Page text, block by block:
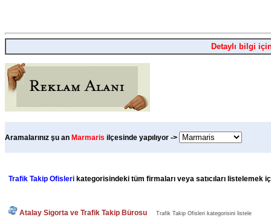
Detaylı bilgi
Aramalarınız şu an Marmaris ilçesinde yapılıyor ->
Trafik Takip Ofisleri kategorisindeki tüm firmaları veya satıcıları listelemek
Atalay Sigorta ve Trafik Takip Bürosu Trafik Takip Ofisleri kategorisini listele